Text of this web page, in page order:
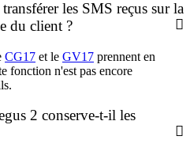
les SMS reçus sur la
du client ?
CG17 et le GV17 prennent en
fonction n'est pas encore
2 conserve-t-il les